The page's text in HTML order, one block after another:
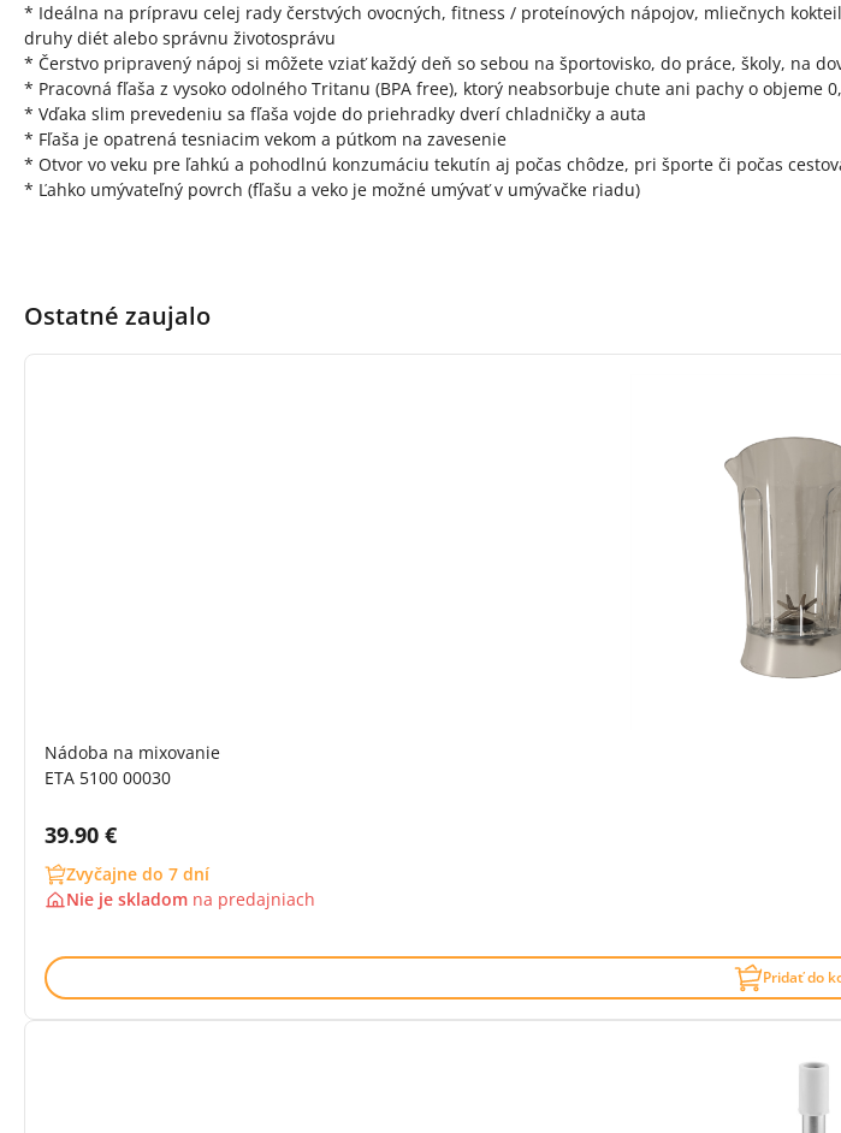
* Ideálna na prípravu celej rady čerstvých ovocných, fitness / proteínových nápojov, mliečnych
druhy diét alebo správnu životosprávu
* Čerstvo pripravený nápoj si môžete vziať každý deň so sebou na športovisko, do práce, školy, na
* Pracovná fľaša z vysoko odolného Tritanu (BPA free), ktorý neabsorbuje chute ani pachy o objeme
* Vďaka slim prevedeniu sa fľaša vojde do priehradky dverí chladničky a auta
* Fľaša je opatrená tesniacim vekom a pútkom na zavesenie
* Otvor vo veku pre ľahkú a pohodlnú konzumáciu tekutín aj počas chôdze, pri športe či počas
* Ľahko umývateľný povrch (fľašu a veko je možné umývať v umývačke riadu)
Ostatné zaujalo
Nádoba na mixovanie
ETA 5100 00030
Cena s DPH:
39.90 €
Zvyčajne do 7 dní
Nie je skladom na predajniach
Pridať do